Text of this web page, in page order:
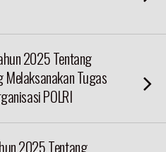
2025 Tentang
Tugas
POLRI
2025 Tentang